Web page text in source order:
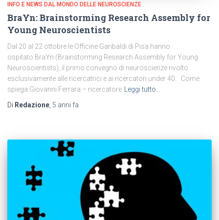
INFO E NEWS DAL MONDO DELLE NEUROSCIENZE
BraYn: Brainstorming Research Assembly for
Young Neuroscientists
Dal 20 al 22 ottobre le Officine Garibaldi di Pisa hanno
ospitato BraYn (Brainstorming Research Assembly for Young
Neuroscientists), il primo convegno di neuroscienze rivolto
esclusivamente alle ricercatrici e ai ricercatori under 40. Come
spiega Giovanni Ferrara – ricercatore
Leggi tutto…
Di Redazione 5 anni fa